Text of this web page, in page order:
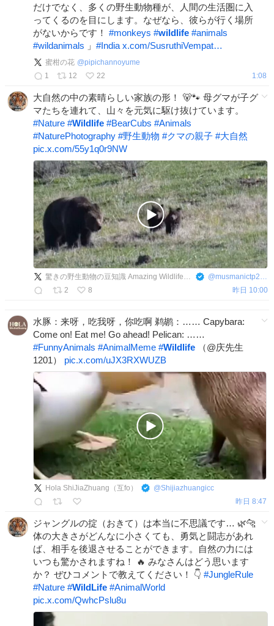
だけでなく、多くの野生動物種が、人間の生活圏に入
ってくるのを目にします。なぜなら、彼らが行く場所
がないからです！ #monkeys #wildlife #animals
#wildanimals 」 #India x.com/SusruthiVempat…
蜜柑の花 @pipichannoyume
1
12 22 1:08
大自然の中の素晴らしい家族の形！ 🐻🐾 母グマが子グ
マたちを連れて、山々を元気に駆け抜けています。
#Nature #Wildlife #BearCubs #Animals
#NaturePhotography #野生動物 #クマの親子 #大自然
pic.x.com/55y1q0r9NW
驚きの野生動物の豆知識 Amazing Wildlife Facts @musmanictp2383
2
8 昨日 10:00
水豚：来呀，吃我呀，你吃啊 鹈鹕：…… Capybara:
Come on! Eat me! Go ahead! Pelican: ……
#FunnyAnimals #AnimalMeme #Wildlife （@庆先生
1201） pic.x.com/uJX3RXWUZB
Hola ShiJiaZhuang（互fo） @Shijiazhuangicc
昨日 8:47
ジャングルの掟（おきて）は本当に不思議です… 🌿🐆
体の大きさがどんなに小さくても、勇気と闘志があれ
ば、相手を後退させることができます。自然の力には
いつも驚かされますね！ 🔥 みなさんはどう思います
か？ ぜひコメントで教えてください！ 👇 #JungleRule
#Nature #WildLife #AnimalWorld
pic.x.com/QwhcPslu8u